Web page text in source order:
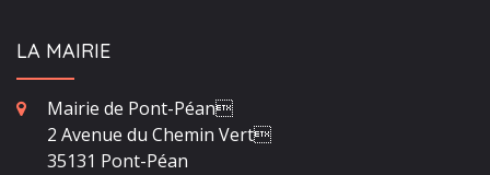
LA MAIRIE
Mairie de Pont-Péan
2 Avenue du Chemin Vert
35131 Pont-Péan